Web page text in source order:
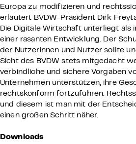
Europa zu modifizieren und
erläutert BVDW-Präsident Dirk
Die Digitale Wirtschaft unterliegt als
einer rasanten Entwicklung. Der
der Nutzerinnen und Nutzer sollte
Sicht des BVDW stets mitgedacht
verbindliche und sichere Vorgaben
Unternehmen unterstützen, ihre
rechtskonform fortzuführen.
und diesem ist man mit der
einen großen Schritt näher.
Downloads